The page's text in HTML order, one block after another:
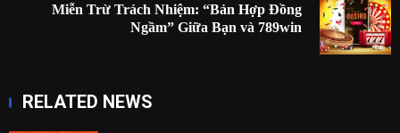
Miễn Trừ Trách Nhiệm: “Bản Hợp Đồng
Ngầm” Giữa Bạn và 789win
RELATED NEWS